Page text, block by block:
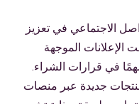
الاجتماعي في تعزيز
الإعلانات الموجهة
في قرارات الشراء.
جديدة عبر منصات